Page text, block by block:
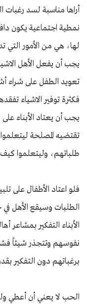
أراها مناسبة لسد
نمطية اجتماعية يكون
لها، هي من الأمور التي
يجب أن يفعل الأهل
تعويد الطفل على شراء
فكثرة توفير الاشياء
يجب أن يعتاد الأبناء
تقتضيه المصلحة ليتعلموا
طلباتهم، وليتعلموا
فلو اعتاد الأطفال على
الطلبات وسيقع الأهل
الأبناء التفكير بمشاعر
نفوسهم وتتجذر شيئاً
برغباتهم دون التفكير